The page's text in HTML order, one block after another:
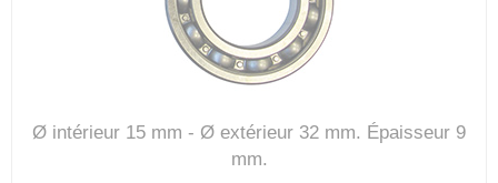
Ø intérieur 15 mm - Ø extérieur 32 mm. Épaisseur 9
mm.